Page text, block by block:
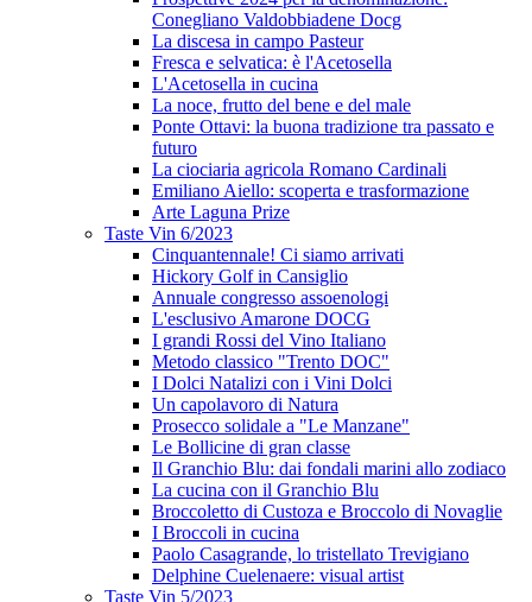
Conegliano Valdobbiadene Docg
La discesa in campo Pasteur
Fresca e selvatica: è l'Acetosella
L'Acetosella in cucina
La noce, frutto del bene e del male
Ponte Ottavi: la buona tradizione tra passato e
futuro
La ciociaria agricola Romano Cardinali
Emiliano Aiello: scoperta e trasformazione
Arte Laguna Prize
Taste Vin 6/2023
Cinquantennale! Ci siamo arrivati
Hickory Golf in Cansiglio
Annuale congresso assoenologi
L'esclusivo Amarone DOCG
I grandi Rossi del Vino Italiano
Metodo classico "Trento DOC"
I Dolci Natalizi con i Vini Dolci
Un capolavoro di Natura
Prosecco solidale a "Le Manzane"
Le Bollicine di gran classe
Il Granchio Blu: dai fondali marini allo zodiaco
La cucina con il Granchio Blu
Broccoletto di Custoza e Broccolo di Novaglie
I Broccoli in cucina
Paolo Casagrande, lo tristellato Trevigiano
Delphine Cuelenaere: visual artist
Taste Vin 5/2023